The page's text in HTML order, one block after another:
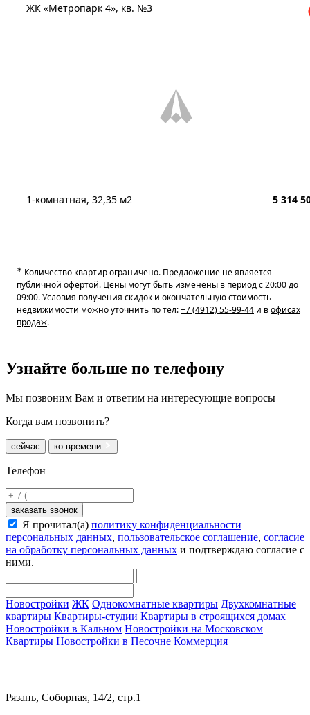
ЖК «Метропарк 4», кв. №3
1-комнатная, 32,35 м2 5 314
∗ Количество квартир ограничено. Предложение не является
публичной офертой. Цены могут быть изменены в период с 20:00 до
09:00. Условия получения скидок и окончательную стоимость
недвижимости можно уточнить по тел:+7 (4912) 55-99-44 и вофисах
продаж.
Узнайте больше по телефону
Мы позвоним Вам и ответим на интересующие вопросы
Когда вам позвонить?
сейчас ко времени
Телефон
заказать звонок
Я прочитал(а) политику конфиденциальности
персональных данных, пользовательское соглашение, согласие
на обработку персональных данных и подтверждаю согласие с
ними.
Новостройки ЖК Однокомнатные квартиры Двухкомнатные
квартиры Квартиры-студии Квартиры в строящихся домах
Новостройки в Кальном Новостройки на Московском
Квартиры Новостройки в Песочне Коммерция
Рязань, Соборная, 14/2, стр.1